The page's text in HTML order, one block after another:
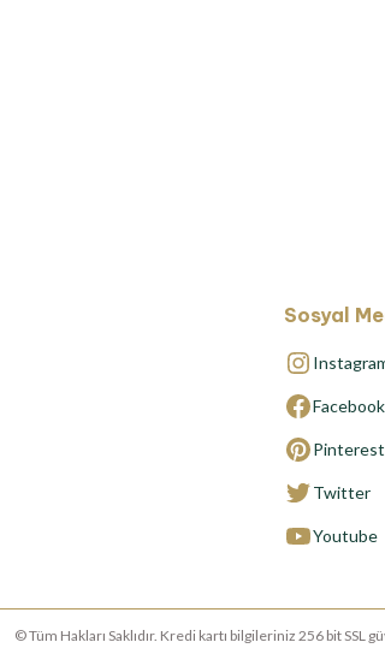
Sosyal
Facebook
Pinterest
Twitter
Youtube
© Tüm Hakları Saklıdır. Kredi kartı bilgileriniz 256 bit